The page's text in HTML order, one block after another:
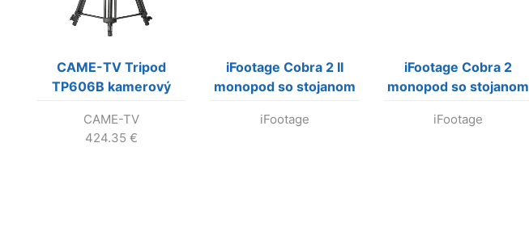
CAME-TV Tripod
TP606B kamerový
CAME-TV
424.35 €
iFootage Cobra 2 II
monopod so stojanom
Komodo K5 (Výroba
iFootage
iFootage Cobra 2
monopod so stojanom
Komodo K5 (Výroba
iFootage